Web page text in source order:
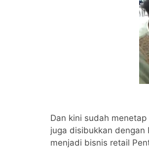
Dan kini sudah
juga disibukkan dengan
menjadi bisnis retail